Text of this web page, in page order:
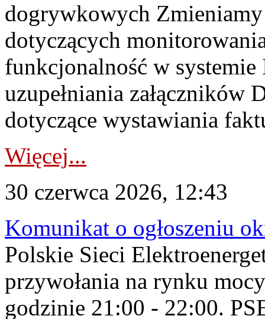
dogrywkowych Zmieniamy
dotyczących
funkcjonalność w
uzupełniania załączników
dotyczące wystawiania
Więcej...
30 czerwca 2026, 12:43
Komunikat o ogłoszeniu
Polskie Sieci
przywołania na rynku
godzinie 21:00 - 22:00.